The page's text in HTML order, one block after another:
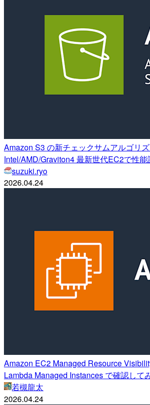
Amazon S3 の新チェックサムアルゴリ
Intel/AMD/Graviton4 最新世代EC2で性能
suzuki.ryo
2026.04.24
Amazon EC2 Managed Resource
Lambda Managed Instances で確認して
若槻龍太
2026.04.24